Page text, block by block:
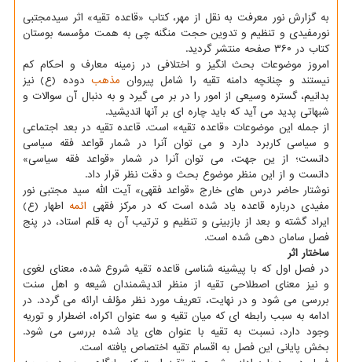
به گزارش نور معرفت به نقل از مهر، کتاب «قاعده تقیه» اثر سیدمجتبی
نورمفیدی و تنظیم و تدوین حجت منگنه چی به همت مؤسسه بوستان
کتاب در ۳۶۰ صفحه منتشر گردید.
امروز موضوعات بحث انگیز و اختلافی در زمینه معارف و احکام کم
نیستند و چنانچه دامنه تقیه را شامل پیروان مذهب دوده (ع) نیز
بدانیم، گستره وسیعی از امور را در بر می گیرد و به دنبال آن سوالات و
شبهاتی پدید می آید که باید چاره ای بر آنها اندیشید.
از جمله این موضوعات «قاعده تقیه» است. قاعده تقیه در بعد اجتماعی
و سیاسی کاربرد دارد و می توان آنرا در شمار قواعد فقه سیاسی
دانست؛ از ین جهت، می توان آنرا در شمار «قواعد فقه سیاسی»
دانست و از این منظر موضوع بحث و دقت نظر قرار داد.
نوشتار حاضر درس های خارج «قواعد فقهی» آیت الله سید مجتبی نور
مفیدی درباره قاعده یاد شده است که در مرکز فقهی ائمه اطهار (ع)
ایراد گشته و بعد از بازبینی و تنظیم و ترتیب آن به قلم استاد، در پنج
فصل سامان دهی شده است.
ساختار اثر
در فصل اول که با پیشینه شناسی قاعده تقیه شروع شده، معنای لغوی
و نیز معنای اصطلاحی تقیه از منظر اندیشمندان شیعه و اهل سنت
بررسی می شود و در نهایت، تعریف مورد نظر مؤلف ارائه می گردد. در
ادامه به سبب رابطه ای که میان تقیه و سه عنوان اکراه، اضطرار و توریه
وجود دارد، نسبت به تقیه با عنوان های یاد شده بررسی می شود.
بخش پایانی این فصل به اقسام تقیه اختصاص یافته است.